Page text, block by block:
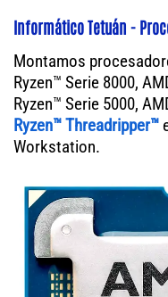
Informático Tetuán -
Montamos
Ryzen™ Serie 8000,
Ryzen™ Serie 5000,
Ryzen™ Threadripper™
Workstation.